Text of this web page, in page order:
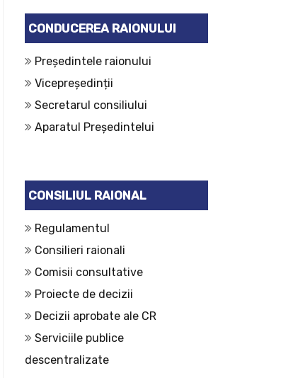
CONDUCEREA RAIONULUI
Președintele raionului
Vicepreședinții
Secretarul consiliului
Aparatul Președintelui
CONSILIUL RAIONAL
Regulamentul
Consilieri raionali
Comisii consultative
Proiecte de decizii
Decizii aprobate ale CR
Serviciile publice
descentralizate